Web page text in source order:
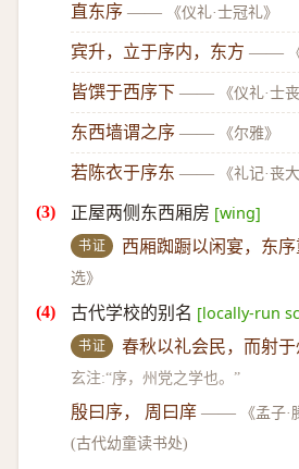
直东序 —— 《仪礼·士冠礼》
宾升，立于序内，东方 ——
皆馔于西序下 —— 《仪礼·士
东西墙谓之序 —— 《尔雅》
若陈衣于序东 —— 《礼记·丧
正屋两侧东西厢房 [wing]
书证 西厢踟蹰以闲宴，东
选》
古代学校的别名 [locally-run
书证 春秋以礼会民，而射
玄注:“序，州党之学也。”
殷曰序， 周曰庠 ——
《孟子
(古代幼童读书处)